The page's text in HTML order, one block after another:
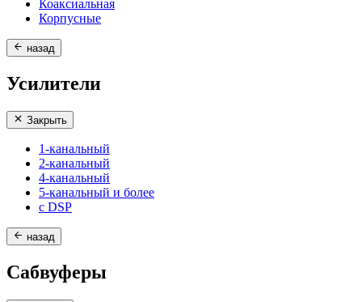
Коаксиальная
Корпусные
назад
Усилители
Закрыть
1-канальный
2-канальный
4-канальный
5-канальный и более
с DSP
назад
Сабвуферы